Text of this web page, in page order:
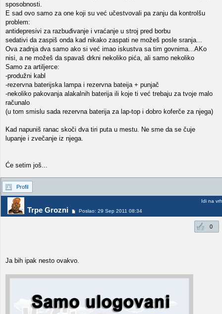
sposobnosti.
E sad ovo samo za one koji su već učestvovali pa zanju da kontrolšu
problem:
antidepresivi za razbuđivanje i vraćanje u stroj pred borbu
sedativi da zaspiš onda kad nikako zaspati ne možeš posle sranja...
Ova zadnja dva samo ako si već imao iskustva sa tim govnima...AKo
nisi, a ne možeš da spavaš drkni nekoliko pića, ali samo nekoliko
Samo za artiljerce:
-produžni kabl
-rezervna baterijska lampa i rezervna bateija + punjač
-nekoliko pakovanja alakalnih baterija ili koje ti već trebaju za tvoje malo
računalo
(u tom smislu sada rezervna baterija za lap-top i dobro koferče za njega)
Kad napuniš ranac skoči dva tiri puta u mestu. Ne sme da se čuje
lupanje i zvečanje iz njega.
Će setim još...
Profil
Trpe Grozni Poslao: 29 Sep 2011 08:34
Idi na vrh
0
Ja bih ipak nesto ovakvo.